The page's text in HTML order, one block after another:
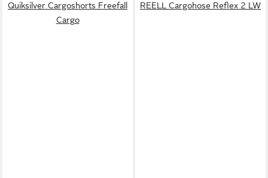
Quiksilver Cargoshorts Freefall
Cargo
REELL Cargohose Reflex 2 LW